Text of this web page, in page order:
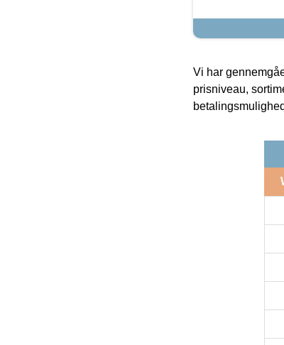
Vi har
prisniveau,